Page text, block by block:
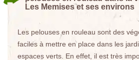
Les Memises et ses environs
Les pelouses en rouleau sont des
faciles à mettre en place dans les
espaces verts. En effet, il est très